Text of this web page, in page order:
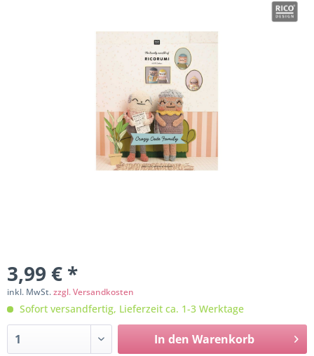
3,99 € *
inkl. MwSt.zzgl. Versandkosten
Sofort versandfertig, Lieferzeit ca. 1-3 Werktage
In den Warenkorb